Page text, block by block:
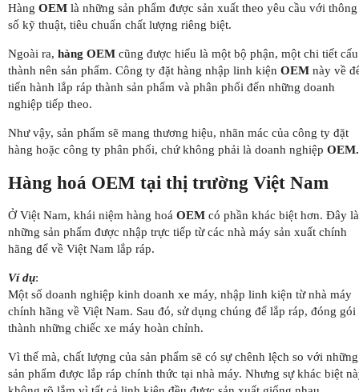
Hàng OEM là những sản phẩm được sản xuất theo yêu cầu với thông
số kỹ thuật, tiêu chuẩn chất lượng riêng biệt.
Ngoài ra, hàng OEM cũng được hiểu là một bộ phận, một chi tiết cấu
thành nên sản phẩm. Công ty đặt hàng nhập linh kiện OEM này về
tiến hành lắp ráp thành sản phẩm và phân phối đến những doanh
nghiệp tiếp theo.
Như vậy, sản phẩm sẽ mang thương hiệu, nhãn mác của công ty đặt
hàng hoặc công ty phân phối, chứ không phải là doanh nghiệp OEM.
Hàng hoá OEM tại thị trường Việt Nam
Ở Việt Nam, khái niệm hàng hoá OEM có phần khác biệt hơn. Đây là
những sản phẩm được nhập trực tiếp từ các nhà máy sản xuất chính
hãng để về Việt Nam lắp ráp.
Ví dụ:
Một số doanh nghiệp kinh doanh xe máy, nhập linh kiện từ nhà máy
chính hãng về Việt Nam. Sau đó, sử dụng chúng để lắp ráp, đóng gói
thành những chiếc xe máy hoàn chỉnh.
Vì thế mà, chất lượng của sản phẩm sẽ có sự chênh lệch so với những
sản phẩm được lắp ráp chính thức tại nhà máy. Nhưng sự khác biệt